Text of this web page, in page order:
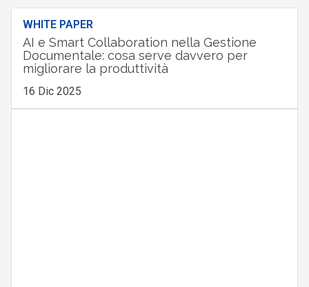
WHITE PAPER
AI e Smart Collaboration nella Gestione
Documentale: cosa serve davvero per
migliorare la produttività
16 Dic 2025